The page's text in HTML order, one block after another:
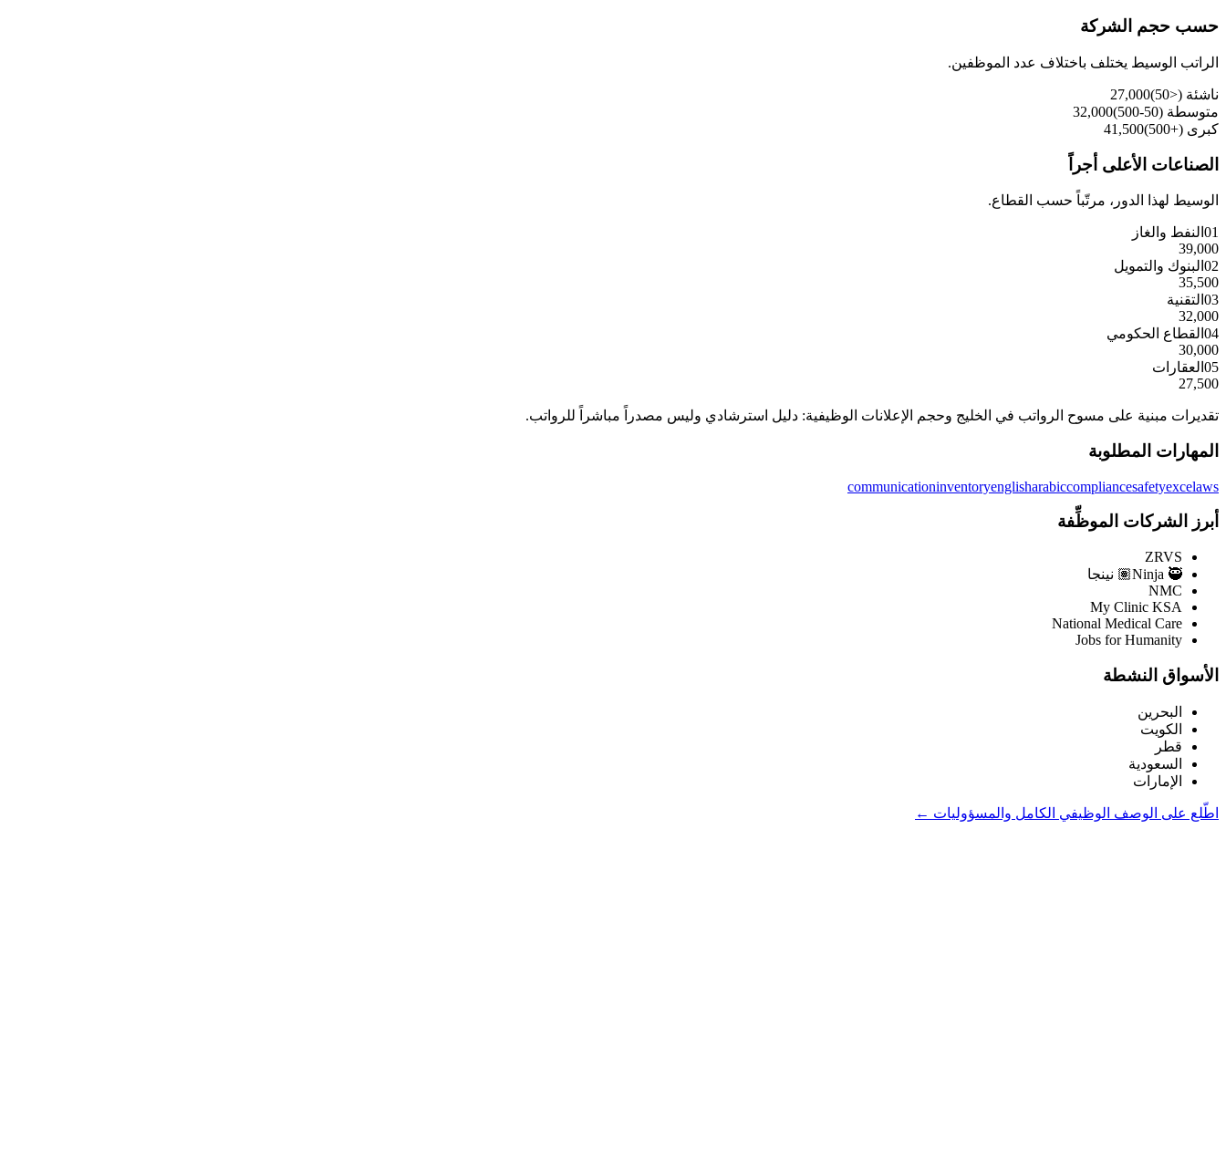
حسب حجم الشركة
الراتب الوسيط يختلف باختلاف عدد الموظفين.
ناشئة (<50)
27,000
متوسطة (50-500)
32,000
كبرى (+500)
41,500
الصناعات الأعلى أجراً
الوسيط لهذا الدور، مرتّباً حسب القطاع.
01 النفط والغاز
39,000
02 البنوك والتمويل
35,500
03 التقنية
32,000
04 القطاع الحكومي
30,000
05 العقارات
27,500
تقديرات مبنية على مسوح الرواتب في الخليج وحجم الإعلانات الوظيفية: دليل استرشادي وليس مصدراً مباشراً للرواتب.
المهارات المطلوبة
communicationinventoryenglisharabiccompliancesafetyexcelaws
أبرز الشركات الموظِّفة
ZRVS
Ninja 🥷🏽 نينجا
NMC
My Clinic KSA
National Medical Care
Jobs for Humanity
الأسواق النشطة
البحرين
الكويت
قطر
السعودية
الإمارات
اطّلع على الوصف الوظيفي الكامل والمسؤوليات ←